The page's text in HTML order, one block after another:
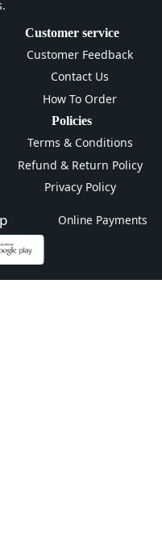
Customer service
Customer Feedback
Contact Us
How To Order
Policies
Terms & Conditions
Refund & Return Policy
Privacy Policy
Online Payments